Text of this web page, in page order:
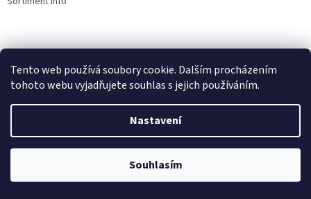
Tento web používá soubory cookie. Dalším procházením
tohoto webu vyjadřujete souhlas s jejich používáním.
Nastavení
Souhlasím
🏖️ DOVOLENÁ 6.8.2026 —
kamenná prodejna uzavřena.
Objednávky přijímáme i během
dovolené, expedice a osobní výdej
proběhnou až po jejím skončení.
Vytvořil Shoptet
AUTOdesignPLUS. Všechna práva vyhrazena.